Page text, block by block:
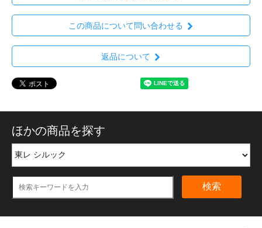
この商品について問い合わせる
返品について
ほかの商品を探す
検索